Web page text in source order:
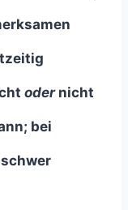
oder nicht
bei